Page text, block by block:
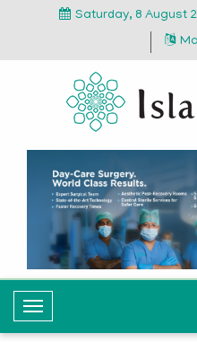
Saturday, 8 August
T
o